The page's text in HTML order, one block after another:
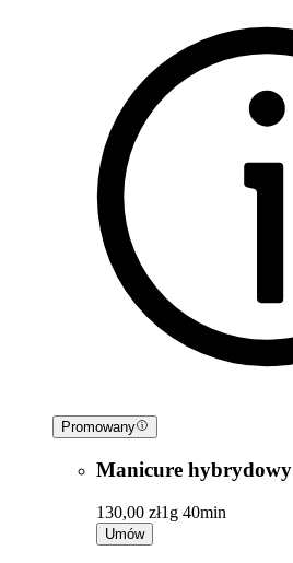
Promowany
Manicure hybrydowy
130,00 zł1g 40min
Umów